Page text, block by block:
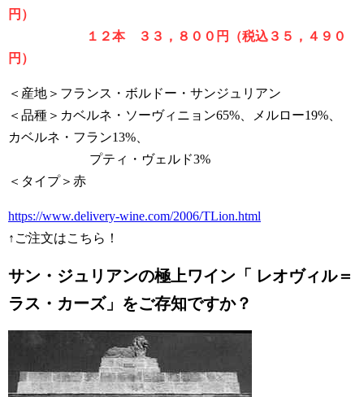
円）
１２本 ３３，８００円（税込３５，４９０
円）
＜産地＞フランス・ボルドー・サンジュリアン
＜品種＞カベルネ・ソーヴィニョン65%、メルロー19%、
カベルネ・フラン13%、
プティ・ヴェルド3%
＜タイプ＞赤
https://www.delivery-wine.com/2006/TLion.html
↑ご注文はこちら！
サン・ジュリアンの極上ワイン「 レオヴィル＝
ラス・カーズ」をご存知ですか？